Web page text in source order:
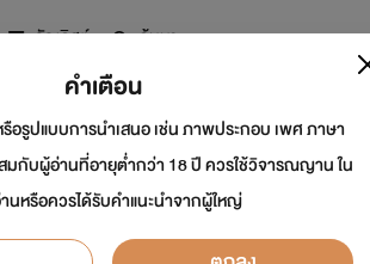
ธัญลิสต์ ค้นหา
Wake Up Prince
จ้าชายนิทรา
คำเตือน
อรูปแบบการนำเสนอ เช่น ภาพประกอบ เพศ ภาษา
มกับผู้อ่านที่อายุต่ำกว่า 18 ปี ควรใช้วิจารณญาน ใน
นหรือควรได้รับคำแนะนำจากผู้ใหญ่